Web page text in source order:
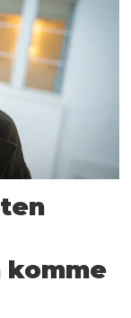
komme